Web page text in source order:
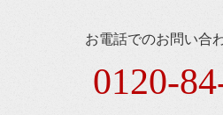
お電話でのお問い合
0120-